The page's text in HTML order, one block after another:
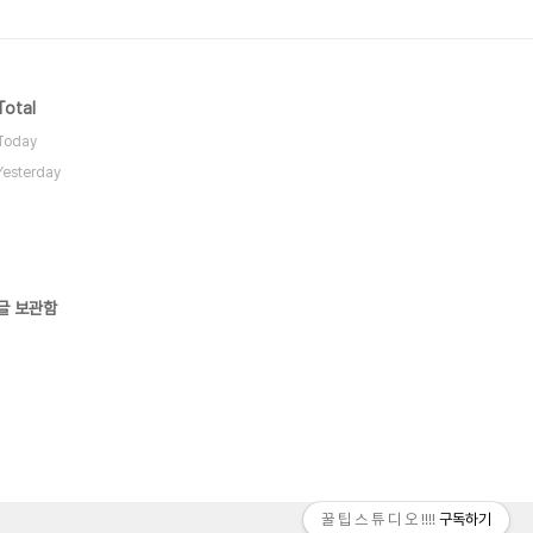
보관함
꿀 팁 스 튜 디 오 !!!! 구독하기